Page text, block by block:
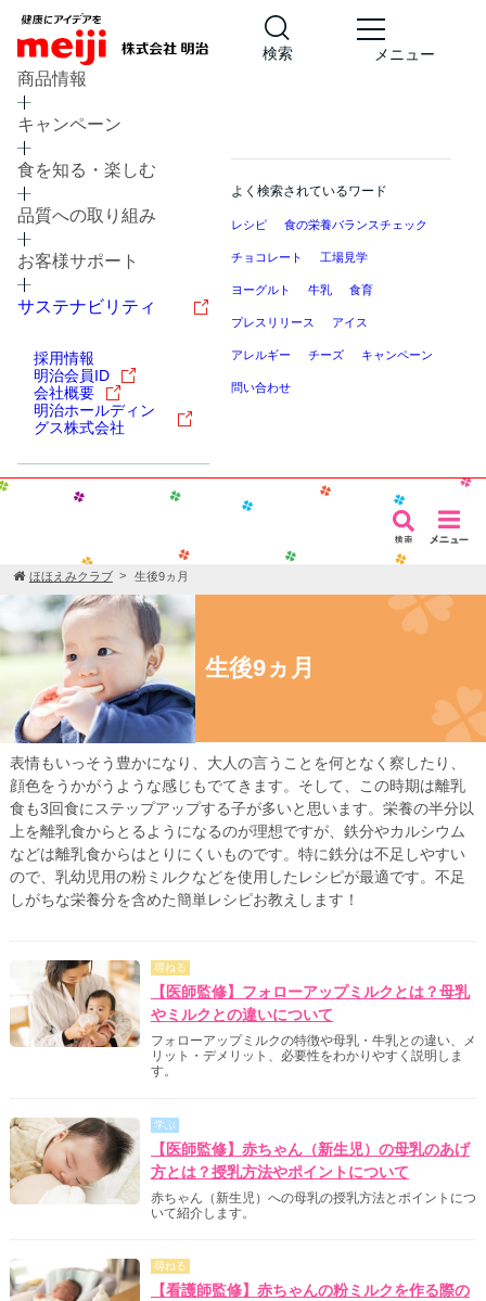
検索 メニュー
商品情報
キャンペーン
食を知る・楽しむ
品質への取り組み
お客様サポート
サステナビリティ
採用情報
明治会員ID
会社概要
明治ホールディン
グス株式会社
よく検索されているワード
レシピ 食の栄養バランスチェック
チョコレート 工場見学
ヨーグルト 牛乳 食育
プレスリリース アイス
アレルギー チーズ キャンペーン
問い合わせ
ほほえみクラブ 生後9ヵ月
生後9ヵ月
表情もいっそう豊かになり、大人の言うことを何となく察したり、
顔色をうかがうような感じもでてきます。そして、この時期は離乳
食も3回食にステップアップする子が多いと思います。栄養の半分以
上を離乳食からとるようになるのが理想ですが、鉄分やカルシウム
などは離乳食からはとりにくいものです。特に鉄分は不足しやすい
ので、乳幼児用の粉ミルクなどを使用したレシピが最適です。不足
しがちな栄養分を含めた簡単レシピお教えします！
尋ねる
【医師監修】フォローアップミルクとは？母乳
やミルクとの違いについて
フォローアップミルクの特徴や母乳・牛乳との違い、メ
リット・デメリット、必要性をわかりやすく説明しま
す。
学ぶ
【医師監修】赤ちゃん（新生児）の母乳のあげ
方とは？授乳方法やポイントについて
赤ちゃん（新生児）への母乳の授乳方法とポイントにつ
いて紹介します。
尋ねる
【看護師監修】赤ちゃんの粉ミルクを作る際の